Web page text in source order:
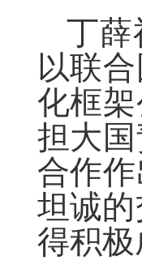
丁薛
以联
化框
担大
合作
坦诚
得积